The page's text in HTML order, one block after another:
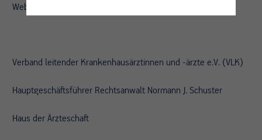
Weber.
Verband leitender Krankenhausärztinnen und -ärzte e.V. (VLK)
Hauptgeschäftsführer Rechtsanwalt Normann J. Schuster
Haus der Ärzteschaft